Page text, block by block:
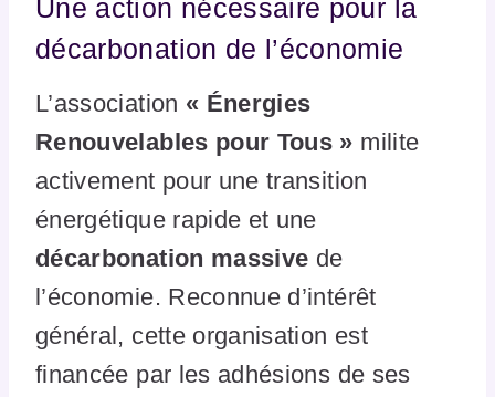
Une action nécessaire pour la
décarbonation de l’économie
L’association « Énergies
Renouvelables pour Tous » milite
activement pour une transition
énergétique rapide et une
décarbonation massive de
l’économie. Reconnue d’intérêt
général, cette organisation est
financée par les adhésions de ses